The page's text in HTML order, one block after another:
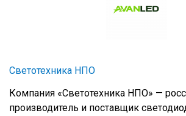
Светотехника НПО
Компания «Светотехника НПО» —
производитель и поставщик